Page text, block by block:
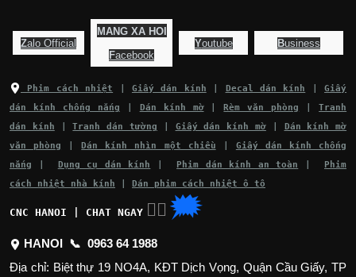
Zalo Official
MANG XA HOI
Facebook
Youtube Business
Phim cách nhiệt Giấy dán kính Decal dán kính |Giấy
dán kính chống nắng
Dán kính mờ |Rèm văn phòng |Tranh
dán kính
Tranh dán tường Giấy dán kính mờ
Dán kính mờ
văn phòng
|Dán kính nhìn một chiều
Giấy dán kính chống
nắng
Dụng cụ dán kính Phim dán kính an toàn
Phim
cách nhiệt nhà kính
Dán phim cách nhiệt ô tô
CNC HANOI | CHAT NGAY 👉🏽 🗯
HANOI 📞 0963 64 1988
Địa chỉ: Biệt thự 19 NO4A, KĐT Dịch Vọng, Quận Cầu Giấy, TP